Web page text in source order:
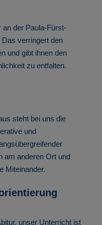
der Paula-Fürst-
verringert den
und gibt ihnen den
zu entfalten.
steht bei uns die
und
am anderen Ort und
Miteinander.
unser Unterricht ist